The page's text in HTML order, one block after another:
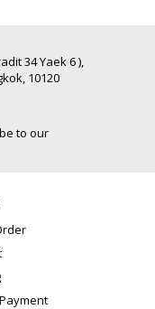
34 Yaek 6 ),
10120
to our